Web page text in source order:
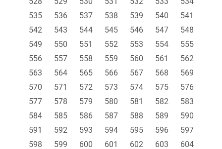
535
536 537 538 539 540
541
542
543 544 545 546 547
548
549
550 551 552 553 554
555
556
557 558 559 560 561
562
563
564 565 566 567 568
569
570
571 572 573 574 575
576
577
578 579 580 581 582
583
584
585 586 587 588 589
590
591
592 593 594 595 596
597
598
599 600 601 602 603
604